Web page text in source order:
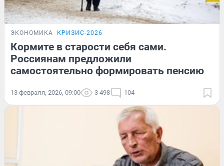
ЭКОНОМИКА КРИЗИС-2026
Кормите в старости себя сами.
Россиянам предложили
самостоятельно формировать пенсию
13 февраля, 2026, 09:00 3 498 104